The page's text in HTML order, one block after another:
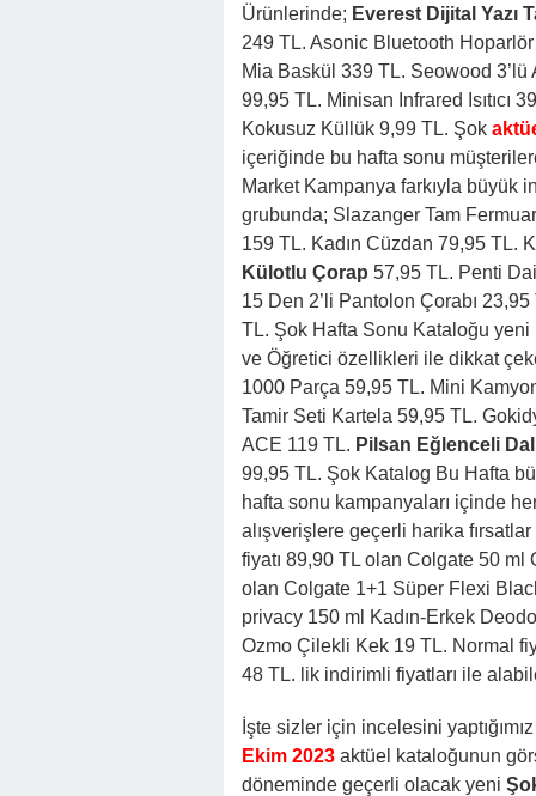
Ürünlerinde; Everest Dijital Yazı
249 TL. Asonic Bluetooth
Mia Baskül 339 TL. Seowood 3’lü
99,95 TL. Minisan Infrared Isıtıcı
Kokusuz Küllük 9,99 TL. Şok
içeriğinde bu hafta sonu
Market Kampanya farkıyla büyük
grubunda; Slazanger Tam
159 TL. Kadın Cüzdan 79,95 TL.
Külotlu Çorap 57,95 TL. Penti
15 Den 2’li Pantolon Çorabı
TL. Şok Hafta Sonu Kataloğu
ve Öğretici özellikleri ile dikkat
1000 Parça 59,95 TL. Mini
Tamir Seti Kartela 59,95 TL.
ACE 119 TL. Pilsan Eğlenceli
99,95 TL. Şok Katalog Bu Hafta
hafta sonu kampanyaları içinde
alışverişlere geçerli harika
fiyatı 89,90 TL olan Colgate 50 ml
olan Colgate 1+1 Süper Flexi
privacy 150 ml Kadın-Erkek
Ozmo Çilekli Kek 19 TL. Normal
48 TL. lik indirimli fiyatları ile
İşte sizler için incelesini
Ekim 2023 aktüel kataloğunun
döneminde geçerli olacak yeni